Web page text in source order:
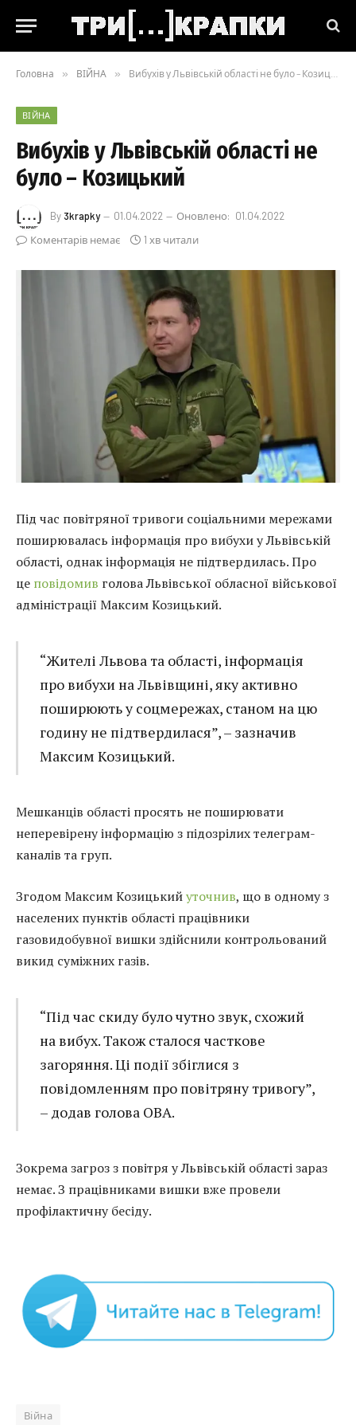
Головна » ВІЙНА » Вибухів у Львівській області не було – Козицький
ВІЙНА
Вибухів у Львівській області не
було – Козицький
By 3krapky 01.04.2022 Оновлено: 01.04.2022
Коментарів немає
1 хв читали
Під час повітряної тривоги соціальними мережами
поширювалась інформація про вибухи у Львівській
області, однак інформація не підтвердилась. Про
це повідомив голова Львівської обласної військової
адміністрації Максим Козицький.
“Жителі Львова та області, інформація
про вибухи на Львівщині, яку активно
поширюють у соцмережах, станом на цю
годину не підтвердилася”, – зазначив
Максим Козицький.
Мешканців області просять не поширювати
неперевірену інформацію з підозрілих телеграм-
каналів та груп.
Згодом Максим Козицькийуточнив, що в одному з
населених пунктів області працівники
газовидобувної вишки здійснили контрольований
викид суміжних газів.
“Під час скиду було чутно звук, схожий
на вибух. Також сталося часткове
загоряння. Ці події збіглися з
повідомленням про повітряну тривогу”,
– додав голова ОВА.
Зокрема загроз з повітря у Львівській області зараз
немає. З працівниками вишки вже провели
профілактичну бесіду.
Війна